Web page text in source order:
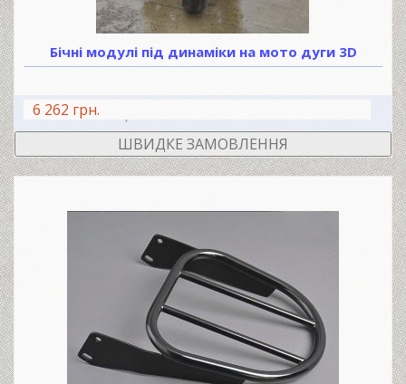
Бічні модулі під динаміки на мото дуги 3D
6 262 грн.
ШВИДКЕ ЗАМОВЛЕННЯ